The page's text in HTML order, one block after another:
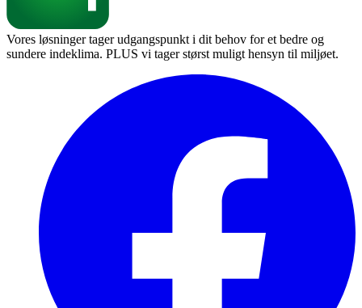
Vores løsninger tager udgangspunkt i dit behov for et bedre og
sundere indeklima. PLUS vi tager størst muligt hensyn til miljøet.